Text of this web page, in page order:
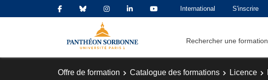
International S'inscrire
Rechercher une formation
Offre de formation Catalogue des formations Licence